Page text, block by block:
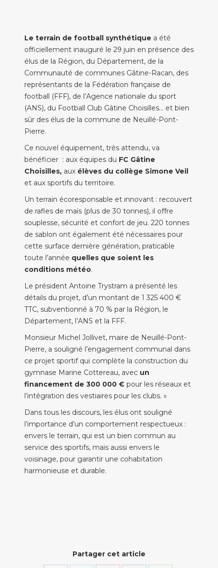
Le terrain de football synthétique a été
officiellement inauguré le 29 juin en présence des
élus de la Région, du Département, de la
Communauté de communes Gâtine-Racan, des
représentants de la Fédération française de
football (FFF), de l’Agence nationale du sport
(ANS), du Football Club Gâtine Choisilles… et bien
sûr des élus de la commune de Neuillé-Pont-
Pierre.
Ce nouvel équipement, très attendu, va
bénéficier : aux équipes du FC Gâtine
Choisilles, aux élèves du collège Simone Veil
et aux sportifs du territoire.
Un terrain écoresponsable et innovant : recouvert
de rafles de maïs (plus de 30 tonnes), il offre
souplesse, sécurité et confort de jeu. 220 tonnes
de sablon ont également été nécessaires pour
cette surface dernière génération, praticable
toute l’année quelles que soient les
conditions météo.
Le président Antoine Trystram a présenté les
détails du projet, d’un montant de 1 325 400 €
TTC, subventionné à 70 % par la Région, le
Département, l’ANS et la FFF.
Monsieur Michel Jollivet, maire de Neuillé-Pont-
Pierre, a souligné l’engagement communal dans
ce projet sportif qui complète la construction du
gymnase Marine Cottereau, avec un
financement de 300 000 € pour les réseaux et
l’intégration des vestiaires pour les clubs. »
Dans tous les discours, les élus ont souligné
l’importance d’un comportement respectueux :
envers le terrain, qui est un bien commun au
service des sportifs, mais aussi envers le
voisinage, pour garantir une cohabitation
harmonieuse et durable.
Partager cet article